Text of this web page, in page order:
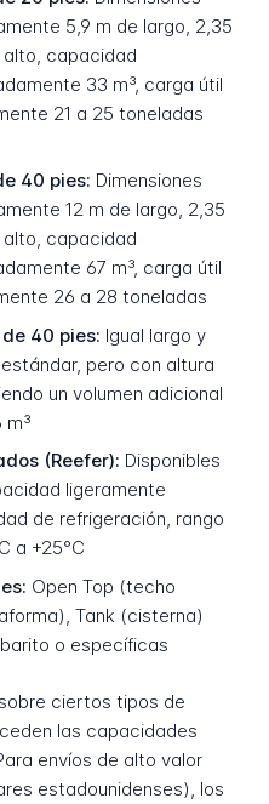
5,9 m de largo, 2,35
alto, capacidad
33 m³, carga útil
21 a 25 toneladas
40 pies: Dimensiones
12 m de largo, 2,35
alto, capacidad
67 m³, carga útil
26 a 28 toneladas
40 pies: Igual largo y
pero con altura
un volumen adicional
m³
(Reefer): Disponibles
ligeramente
de refrigeración, rango
a +25°C
Open Top (techo
Tank (cisterna)
o específicas
ciertos tipos de
las capacidades
envíos de alto valor
estadounidenses), los